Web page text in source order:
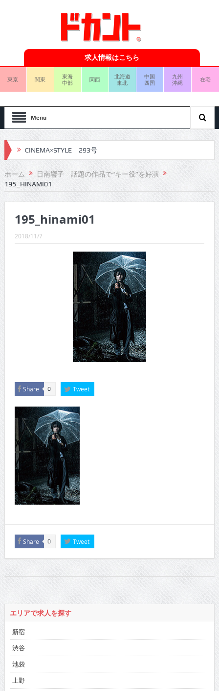
求人情報はこちら
東京 関東
東海
中部
関西
北海道
東北
中国
四国
九州
沖縄
在宅
Menu
CINEMA×STYLE 293号
CINEMA×STYLE 292号
CINEMA×STYLE 291号
CINEMA×STYLE 289号
CINEMA×STYLE 287号
CINEMA×STYLE 286号
CINEMA×STYLE 285号
CINEMA×STYLE 294号
ホーム
日南響子 話題の作品で“キー役”を好演
195_HINAMI01
195_hinami01
2018/11/7
Share 0 Tweet
Share 0 Tweet
エリアで求人を探す
新宿
渋谷
池袋
上野